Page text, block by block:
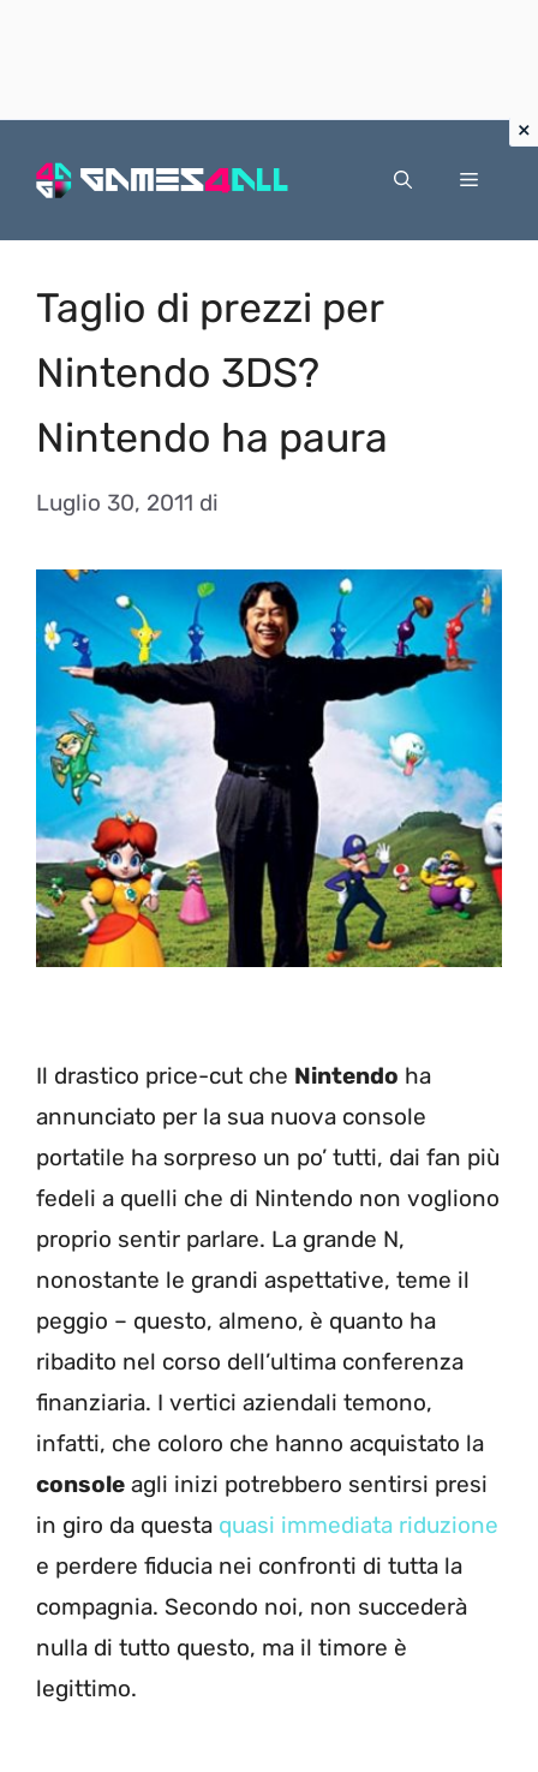
Menu
Taglio di prezzi per
Nintendo 3DS?
Nintendo ha paura
Luglio 30, 2011 di
Il drastico price-cut che Nintendo ha
annunciato per la sua nuova console
portatile ha sorpreso un po’ tutti, dai fan più
fedeli a quelli che di Nintendo non vogliono
proprio sentir parlare. La grande N,
nonostante le grandi aspettative, teme il
peggio – questo, almeno, è quanto ha
ribadito nel corso dell’ultima conferenza
finanziaria. I vertici aziendali temono,
infatti, che coloro che hanno acquistato la
console agli inizi potrebbero sentirsi presi
in giro da questa quasi immediata riduzione
e perdere fiducia nei confronti di tutta la
compagnia. Secondo noi, non succederà
nulla di tutto questo, ma il timore è
legittimo.